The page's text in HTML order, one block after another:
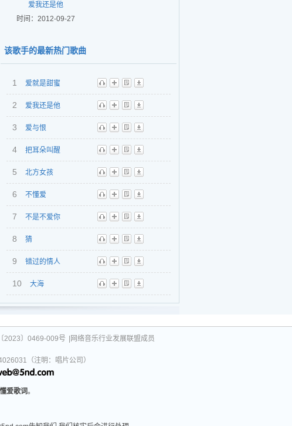
爱我还是他
时间：2012-09-27
该歌手的最新热门歌曲
1
爱就是甜蜜
听
播 歌 下
2
爱我还是他
听
播 歌 下
3
爱与恨
听
播 歌 下
4
把耳朵叫醒
听
播 歌 下
5
北方女孩
听
播 歌 下
6
不懂爱
听
播 歌 下
7
不是不爱你
听
播 歌 下
8
猜
听
播 歌 下
9
错过的情人
听
播 歌 下
10
大海
听
播 歌 下
2023〕0469-009号 |网络音乐行业发展联盟成员
（注明：唱片公司）
爱歌词。